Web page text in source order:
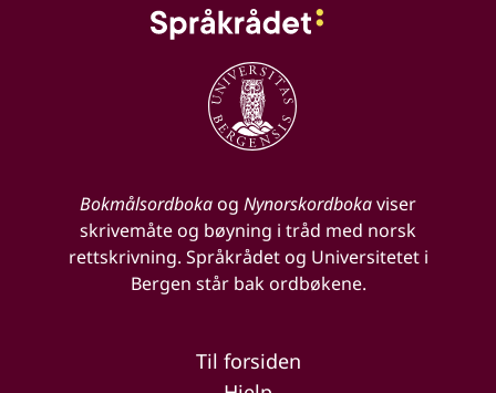
Bokmålsordbokaog Nynorskordbokaviser
skrivemåte og bøyning i tråd med norsk
rettskrivning. Språkrådet og Universitetet i
Bergen står bak ordbøkene.
Til forsiden